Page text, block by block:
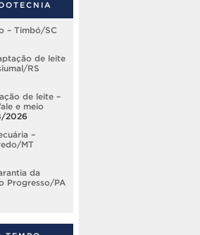
– Timbó/SC
de leite
RS
de leite –
e meio
2026
–
MT
da
Progresso/PA